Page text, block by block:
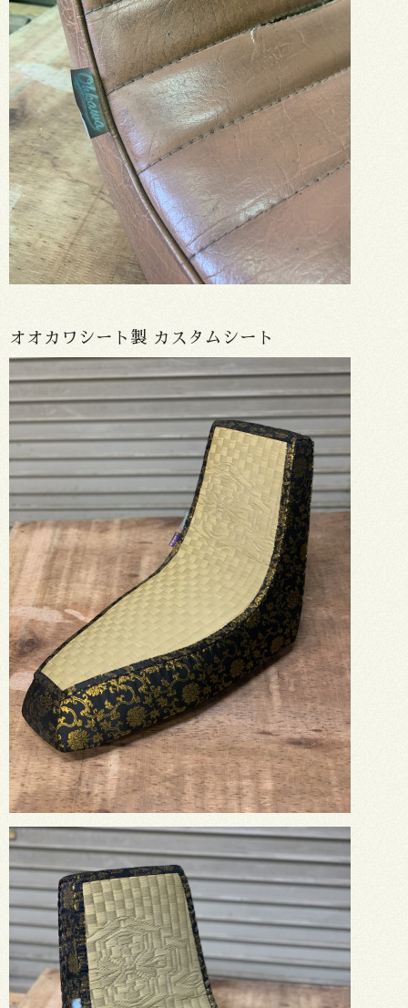
オオカワシート製 カスタムシート